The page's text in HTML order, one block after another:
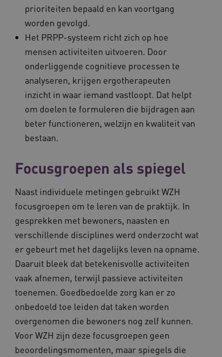
prioriteiten bepaald en kan voortgang
worden gevolgd.
Het PRPP-systeem richt zich op hoe
mensen activiteiten uitvoeren. Door
onderliggende cognitieve processen te
analyseren, krijgen ergotherapeuten
inzicht in waar iemand vastloopt. Dat helpt
om doelen te formuleren die bijdragen aan
beter functioneren, welzijn en kwaliteit van
bestaan.
Focusgroepen als spiegel
Naast individuele metingen gebruikt WZH
focusgroepen om te leren van de praktijk. In
gesprekken met bewoners, naasten en
verschillende disciplines werd onderzocht wat
er gebeurt met het dagelijks leven na opname.
Daaruit bleek dat betekenisvolle activiteiten
vaak afnemen, terwijl passieve activiteiten
toenemen. Goedbedoelde zorg kan er zo
onbedoeld toe leiden dat taken worden
overgenomen die bewoners nog zelf kunnen.
Voor WZH zijn deze focusgroepen geen
beoordelingsmomenten, maar spiegels die
BCSessionID vilans.blueconic.net
__Secure-ROLLOUT_TOKEN .youtube.com
ARRAffinity
Microsoft Corporation
.waardigheidentrots.nl
CookieScriptConsent
CookieScript
www.waardigheidentrots.nl
AWSALBCORS
Amazon.com Inc.
m906.waardigheidentrots.nl
.youtube.com
Google Privacy Policy